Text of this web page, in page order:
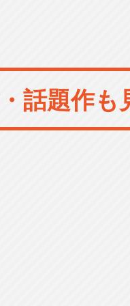
話題作も